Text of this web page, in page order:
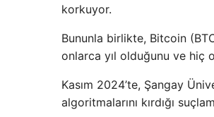
korkuyor.
Bununla birlikte, Bitcoin
onlarca yıl olduğunu ve hiç
Kasım 2024’te, Şangay
algoritmalarını kırdığı